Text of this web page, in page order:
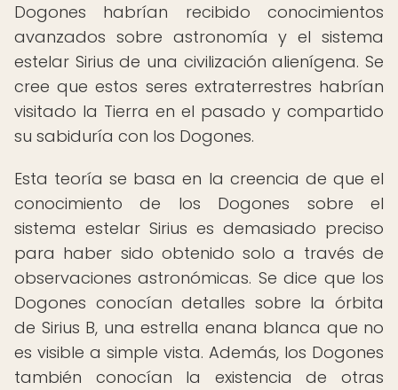
Dogones habrían recibido conocimientos
avanzados sobre astronomía y el sistema
estelar Sirius de una civilización alienígena. Se
cree que estos seres extraterrestres habrían
visitado la Tierra en el pasado y compartido
su sabiduría con los Dogones.
Esta teoría se basa en la creencia de que el
conocimiento de los Dogones sobre el
sistema estelar Sirius es demasiado preciso
para haber sido obtenido solo a través de
observaciones astronómicas. Se dice que los
Dogones conocían detalles sobre la órbita
de Sirius B, una estrella enana blanca que no
es visible a simple vista. Además, los Dogones
también conocían la existencia de otras